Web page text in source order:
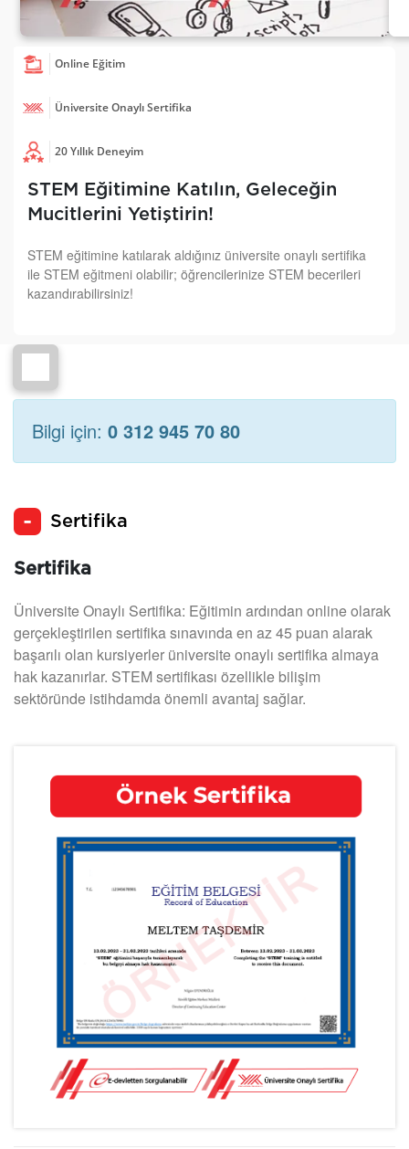
20 Yıllık Deneyim
Üniversite Onaylı Sertifika
Online Eğitim
STEM Eğitimine Katılın, Geleceğin
Mucitlerini Yetiştirin!
STEM eğitimine katılarak aldığınız üniversite onaylı sertifika
ile STEM eğitmeni olabilir; öğrencilerinize STEM becerileri
kazandırabilirsiniz!
Bilgi için: 0 312 945 70 80
Sertifika
Sertifika
Üniversite Onaylı Sertifika: Eğitimin ardından online olarak
gerçekleştirilen sertifika sınavında en az 45 puan alarak
başarılı olan kursiyerler üniversite onaylı sertifika almaya
hak kazanırlar. STEM sertifikası özellikle bilişim
sektöründe istihdamda önemli avantaj sağlar.